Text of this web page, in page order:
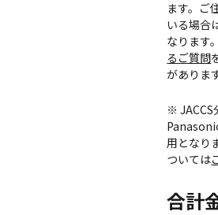
ます。ご
いる場合
なります
るご質問
がありま
※ JACCS
用となり
ついては
合計